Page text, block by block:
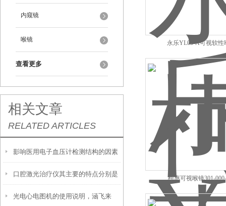
内窥镜
喉镜
查看更多
相关文章
RELATED ARTICLES
影响医用电子血压计检测结构的因素
有哪些？
口腔激光治疗仪其主要的特点分别是
什么
光电心电图机的使用说明，涵飞来
永乐YL05-A可视软性
柯惠可视喉镜301-